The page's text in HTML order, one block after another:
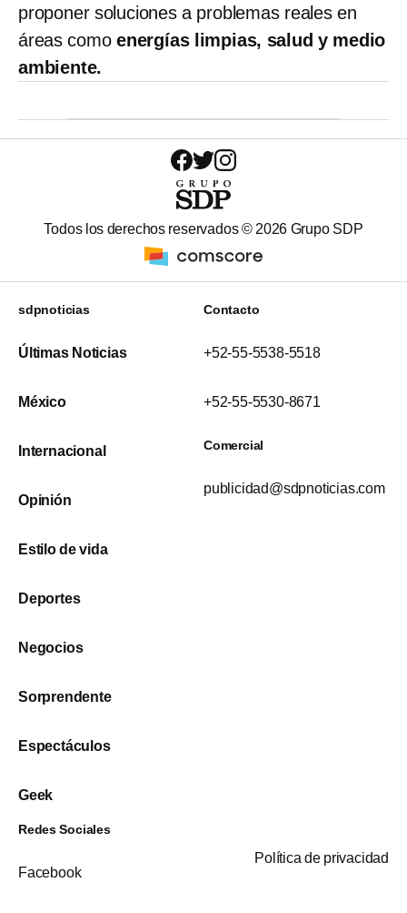
proponer soluciones a problemas reales en
áreas comoenergías limpias, salud y medio
ambiente.
Todos los derechos reservados © 2026 Grupo SDP
sdpnoticias
Últimas Noticias
México
Internacional
Opinión
Estilo de vida
Deportes
Negocios
Sorprendente
Espectáculos
Geek
Contacto
+52-55-5538-5518
+52-55-5530-8671
Comercial
publicidad@sdpnoticias.com
Redes Sociales
Facebook
Política de privacidad